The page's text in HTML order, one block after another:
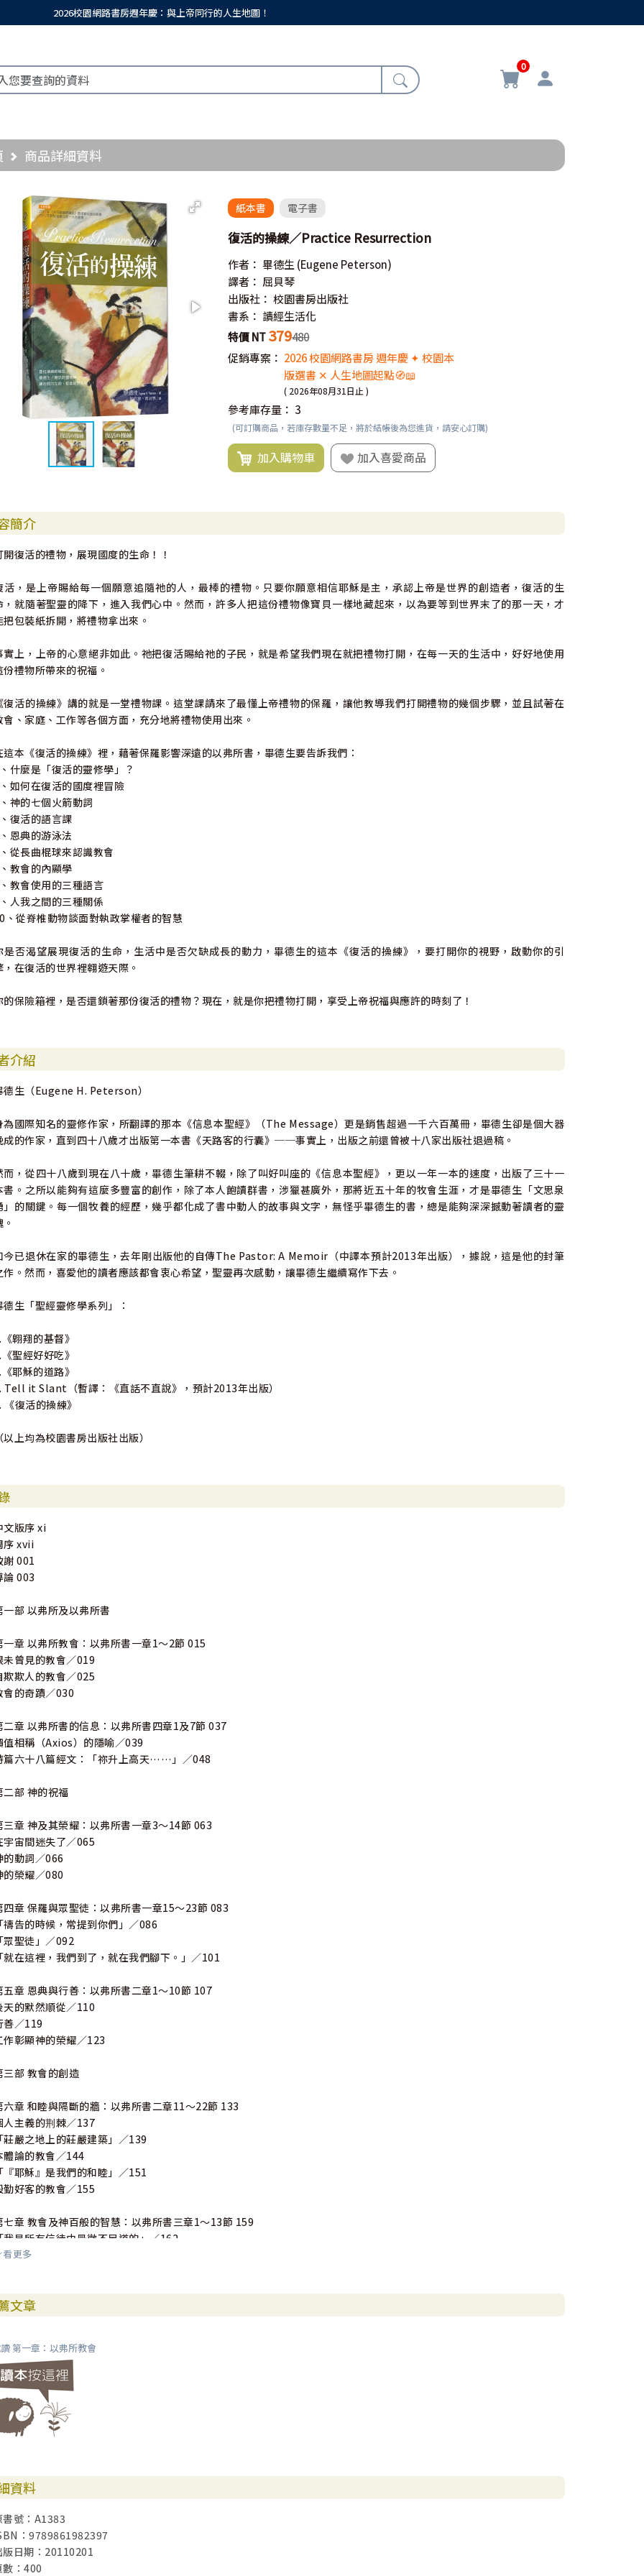
2026校園網路書房週年慶：與上帝同行的人生地圖！
0
商品詳細資料
紙本書 電子書
復活的操練／Practice Resurrection
作者： 畢德生 (Eugene Peterson)
譯者： 屈貝琴
出版社： 校園書房出版社
書系： 讀經生活化
特價 NT379480
促銷專案： 2026 校園網路書房 週年慶 ✦ 校園本
版選書 ✕ 人生地圖起點🧭📖
( 2026年08月31日止 )
參考庫存量： 3
(可訂購商品，若庫存數量不足，將於結帳後為您進貨，請安心訂購)
加入購物車 加入喜愛商品
簡介
開復活的禮物，展現國度的生命！！
活，是上帝賜給每一個願意追隨祂的人，最棒的禮物。只要你願意相信耶穌是主，承認上帝是世界的創造者，復活的生
，就隨著聖靈的降下，進入我們心中。然而，許多人把這份禮物像寶貝一樣地藏起來，以為要等到世界末了的那一天，才
把包裝紙拆開，將禮物拿出來。
實上，上帝的心意絕非如此。祂把復活賜給祂的子民，就是希望我們現在就把禮物打開，在每一天的生活中，好好地使用
份禮物所帶來的祝福。
復活的操練》講的就是一堂禮物課。這堂課請來了最懂上帝禮物的保羅，讓他教導我們打開禮物的幾個步驟，並且試著在
會、家庭、工作等各個方面，充分地將禮物使用出來。
這本《復活的操練》裡，藉著保羅影響深遠的以弗所書，畢德生要告訴我們：
什麼是「復活的靈修學」？
如何在復活的國度裡冒險
神的七個火箭動詞
復活的語言課
恩典的游泳法
從長曲棍球來認識教會
教會的內顯學
教會使用的三種語言
人我之間的三種關係
、從脊椎動物談面對執政掌權者的智慧
是否渴望展現復活的生命，生活中是否欠缺成長的動力，畢德生的這本《復活的操練》，要打開你的視野，啟動你的引
，在復活的世界裡翱遊天際。
的保險箱裡，是否還鎖著那份復活的禮物？現在，就是你把禮物打開，享受上帝祝福與應許的時刻了！
介紹
德生（Eugene H. Peterson）
為國際知名的靈修作家，所翻譯的那本《信息本聖經》（The Message）更是銷售超過一千六百萬冊，畢德生卻是個大器
成的作家，直到四十八歲才出版第一本書《天路客的行囊》──事實上，出版之前還曾被十八家出版社退過稿。
而，從四十八歲到現在八十歲，畢德生筆耕不輟，除了叫好叫座的《信息本聖經》，更以一年一本的速度，出版了三十一
書。之所以能夠有這麼多豐富的創作，除了本人飽讀群書，涉獵甚廣外，那將近五十年的牧會生涯，才是畢德生「文思泉
」的關鍵。每一個牧養的經歷，幾乎都化成了書中動人的故事與文字，無怪乎畢德生的書，總是能夠深深撼動著讀者的靈
今已退休在家的畢德生，去年剛出版他的自傳The Pastor: A Memoir（中譯本預計2013年出版），據說，這是他的封筆
作。然而，喜愛他的讀者應該都會衷心希望，聖靈再次感動，讓畢德生繼續寫作下去。
德生「聖經靈修學系列」：
翺翔的基督》
聖經好好吃》
耶穌的道路》
Tell it Slant（暫譯：《直話不直說》，預計2013年出版）
《復活的操練》
以上均為校園書房出版社出版）
文版序 xi
序 xvii
謝 001
論 003
一部 以弗所及以弗所書
一章 以弗所教會：以弗所書一章1〜2節 015
未曾見的教會／019
欺欺人的教會／025
會的奇蹟／030
二章 以弗所書的信息：以弗所書四章1及7節 037
值相稱（Axios）的隱喻／039
篇六十八篇經文：「祢升上高天……」／048
二部 神的祝福
三章 神及其榮耀：以弗所書一章3〜14節 063
宇宙間迷失了／065
的動詞／066
的榮耀／080
四章 保羅與眾聖徒：以弗所書一章15〜23節 083
禱告的時候，常提到你們」／086
眾聖徒」／092
就在這裡，我們到了，就在我們腳下。」／101
五章 恩典與行善：以弗所書二章1〜10節 107
天的默然順從／110
善／119
作彰顯神的榮耀／123
三部 教會的創造
六章 和睦與隔斷的牆：以弗所書二章11〜22節 133
人主義的荆棘／137
莊嚴之地上的莊嚴建築」／139
體論的教會／144
『耶穌』是我們的和睦」／151
勤好客的教會／155
七章 教會及神百般的智慧：以弗所書三章1～13節 159
我是所有信徒中最微不足道的」／162
設與基達的帳棚／165
八章 禱告及神一切所充滿的：以弗所書三章14〜21節 179
我在父面前屈膝」／187
便叫神一切所充滿的，充滿了你們」／191
內心的人」／194
九章 眾信徒的合一：以弗所書四章1〜16節 201
蒙召的恩」／205
革勒男爵／216
四部 工作中的會眾
十章 聖潔與聖靈：以弗所書四章17〜32節 225
長山／227
看更多
文章
第一章：以弗所教會
資料
書號：A1383
：9789861982397
版日期：20110201
數：400